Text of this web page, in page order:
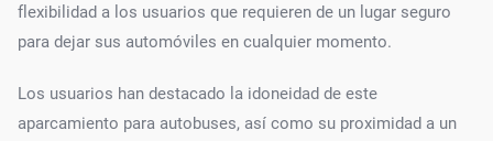
flexibilidad a los usuarios que requieren de un lugar seguro
para dejar sus automóviles en cualquier momento.
Los usuarios han destacado la idoneidad de este
aparcamiento para autobuses, así como su proximidad a un